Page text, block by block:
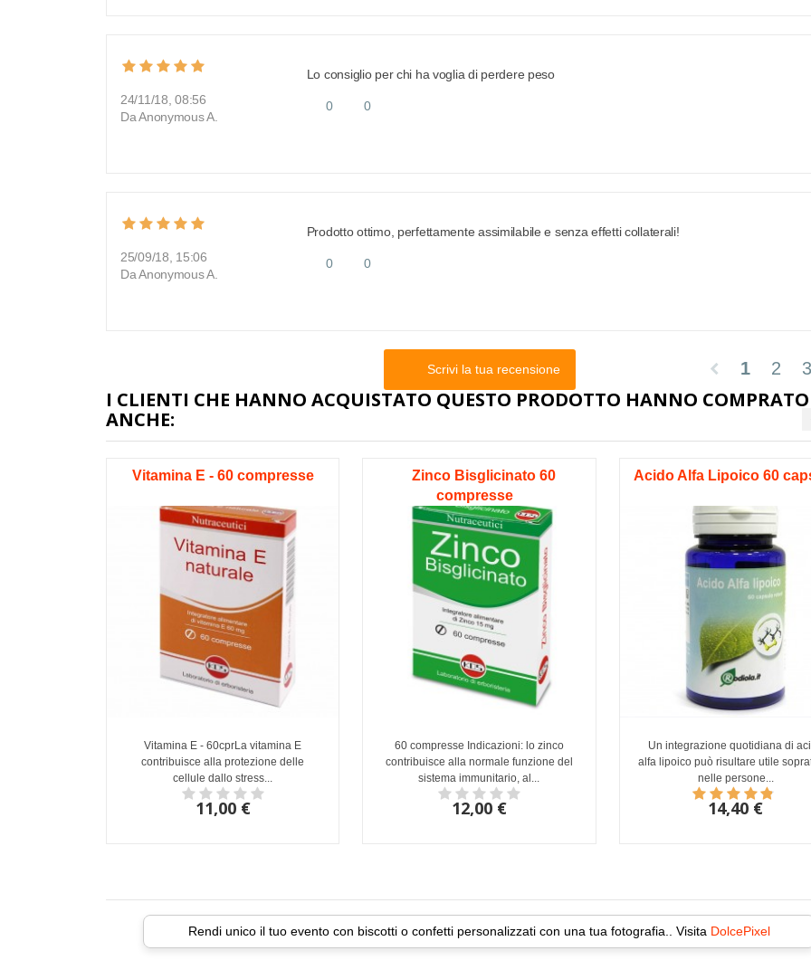
24/11/18, 08:56
Da Anonymous A.
Lo consiglio per chi ha voglia di perdere peso
0 0
25/09/18, 15:06
Da Anonymous A.
Prodotto ottimo, perfettamente assimilabile e senza effetti collaterali!
0 0
chevron_left 1 2 3
Scrivi la tua recensione
I CLIENTI CHE HANNO ACQUISTATO QUESTO PRODOTTO HANNO COMPRATO
ANCHE:
Vitamina E - 60 compresse
Vitamina E - 60cprLa vitamina E
contribuisce alla protezione delle
cellule dallo stress...
11,00 €
Zinco Bisglicinato 60
compresse
60 compresse Indicazioni: lo zinco
contribuisce alla normale funzione del
sistema immunitario, al...
12,00 €
Acido Alfa Lipoico 60
Un integrazione quotidiana di
alfa lipoico può risultare utile
nelle persone...
14,40 €
Rendi unico il tuo evento con biscotti o confetti personalizzati con una tua fotografia.. Visita DolcePixel